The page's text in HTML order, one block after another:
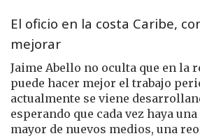
El oficio en la costa Caribe,
mejorar
Jaime Abello no oculta que en la
puede hacer mejor el trabajo
actualmente se viene
esperando que cada vez haya
mayor de nuevos medios, una